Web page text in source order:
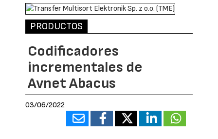
PRODUCTOS
Codificadores
incrementales de
Avnet Abacus
03/06/2022